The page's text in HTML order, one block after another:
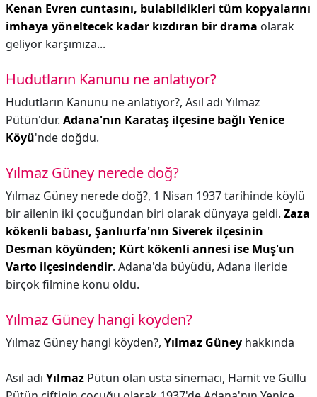
Kenan Evren cuntasını, bulabildikleri tüm kopyalarını
imhaya yöneltecek kadar kızdıran bir drama olarak
geliyor karşımıza...
Hudutların Kanunu ne anlatıyor?
Hudutların Kanunu ne anlatıyor?, Asıl adı Yılmaz
Pütün'dür. Adana'nın Karataş ilçesine bağlı Yenice
Köyü'nde doğdu.
Yılmaz Güney nerede doğ?
Yılmaz Güney nerede doğ?, 1 Nisan 1937 tarihinde köylü
bir ailenin iki çocuğundan biri olarak dünyaya geldi. Zaza
kökenli babası, Şanlıurfa'nın Siverek ilçesinin
Desman köyünden; Kürt kökenli annesi ise Muş'un
Varto ilçesindendir. Adana'da büyüdü, Adana ileride
birçok filmine konu oldu.
Yılmaz Güney hangi köyden?
Yılmaz Güney hangi köyden?, Yılmaz Güney hakkında
Asıl adı Yılmaz Pütün olan usta sinemacı, Hamit ve Güllü